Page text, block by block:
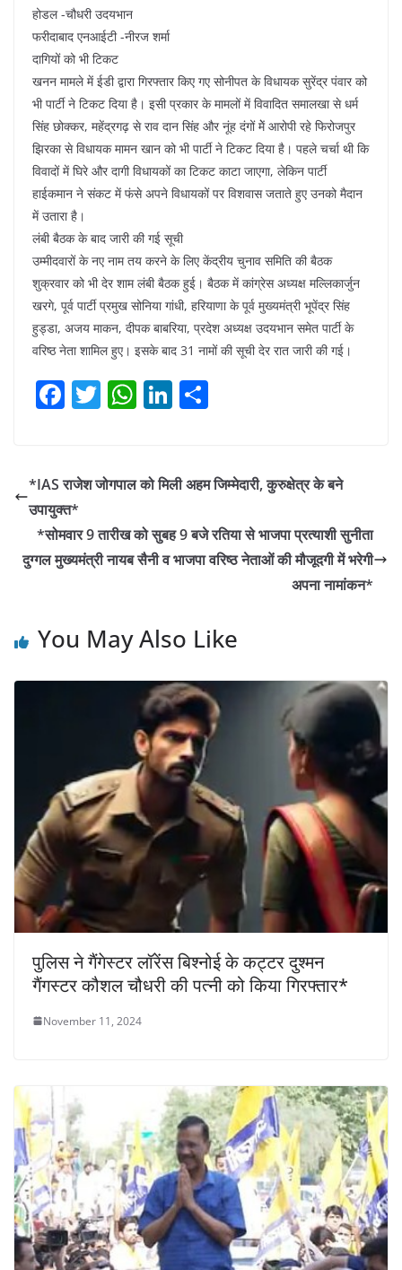
होडल -चौधरी उदयभान
फरीदाबाद एनआईटी -नीरज शर्मा
दागियों को भी टिकट
खनन मामले में ईडी द्वारा गिरफ्तार किए गए सोनीपत के विधायक सुरेंद्र पंवार को
भी पार्टी ने टिकट दिया है। इसी प्रकार के मामलों में विवादित समालखा से धर्म
सिंह छोक्कर, महेंद्रगढ़ से राव दान सिंह और नूंह दंगों मेें आरोपी रहे फिरोजपुर
झिरका से विधायक मामन खान को भी पार्टी ने टिकट दिया है। पहले चर्चा थी कि
विवादों में घिरे और दागी विधायकों का टिकट काटा जाएगा, लेकिन पार्टी
हाईकमान ने संकट में फंसे अपने विधायकों पर विशवास जताते हुए उनको मैदान
में उतारा है।
लंबी बैठक के बाद जारी की गई सूची
उम्मीदवारों के नए नाम तय करने के लिए केंद्रीय चुनाव समिति की बैठक
शुक्रवार को भी देर शाम लंबी बैठक हुई। बैठक में कांग्रेस अध्यक्ष मल्लिकार्जुन
खरगे, पूर्व पार्टी प्रमुख सोनिया गांधी, हरियाणा के पूर्व मुख्यमंत्री भूपेंद्र सिंह
हुड्डा, अजय माकन, दीपक बाबरिया, प्रदेश अध्यक्ष उदयभान समेत पार्टी के
वरिष्ठ नेता शामिल हुए। इसके बाद 31 नामों की सूची देर रात जारी की गई।
F
e
b
o
o
T
er
W
s
p
p
Li
e
n
e
*IAS राजेश जोगपाल को मिली अहम जिम्मेदारी, कुरुक्षेत्र के बने
उपायुक्त*
*सोमवार 9 तारीख को सुबह 9 बजे रतिया से भाजपा प्रत्याशी सुनीता
दुग्गल मुख्यमंत्री नायब सैनी व भाजपा वरिष्ठ नेताओं की मौजूदगी में भरेगी
अपना नामांकन*
You May Also Like
पुलिस ने गैंगेस्टर लॉरेंस बिश्नोई के कट्टर दुश्मन
गैंगस्टर कौशल चौधरी की पत्नी को किया गिरफ्तार*
November 11, 2024